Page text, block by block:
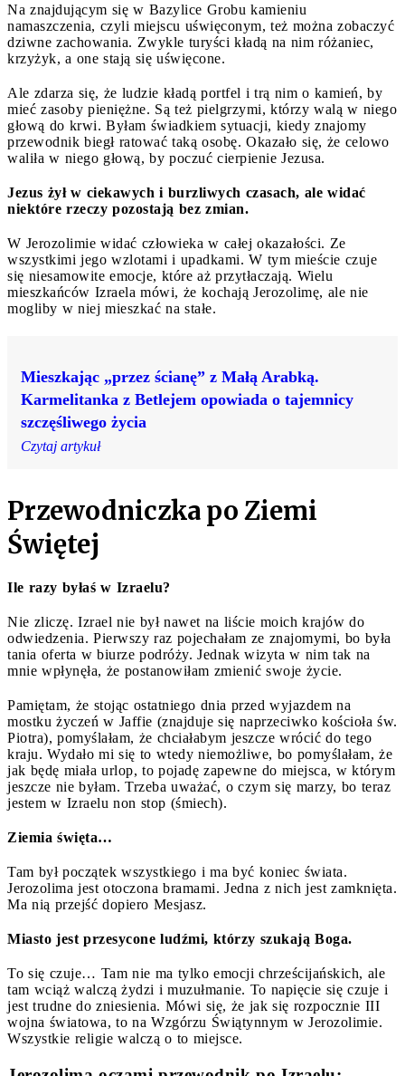
Na znajdującym się w Bazylice Grobu kamieniu
namaszczenia, czyli miejscu uświęconym, też można zobaczyć
dziwne zachowania. Zwykle turyści kładą na nim różaniec,
krzyżyk, a one stają się uświęcone.
Ale zdarza się, że ludzie kładą portfel i trą nim o kamień, by
mieć zasoby pieniężne. Są też pielgrzymi, którzy walą w niego
głową do krwi. Byłam świadkiem sytuacji, kiedy znajomy
przewodnik biegł ratować taką osobę. Okazało się, że celowo
waliła w niego głową, by poczuć cierpienie Jezusa.
Jezus żył w ciekawych i burzliwych czasach, ale widać
niektóre rzeczy pozostają bez zmian.
W Jerozolimie widać człowieka w całej okazałości. Ze
wszystkimi jego wzlotami i upadkami. W tym mieście czuje
się niesamowite emocje, które aż przytłaczają. Wielu
mieszkańców Izraela mówi, że kochają Jerozolimę, ale nie
mogliby w niej mieszkać na stałe.
Mieszkając „przez ścianę” z Małą Arabką.
Karmelitanka z Betlejem opowiada o tajemnicy
szczęśliwego życia
Czytaj artykuł
Przewodniczka po Ziemi
Świętej
Ile razy byłaś w Izraelu?
Nie zliczę. Izrael nie był nawet na liście moich krajów do
odwiedzenia. Pierwszy raz pojechałam ze znajomymi, bo była
tania oferta w biurze podróży. Jednak wizyta w nim tak na
mnie wpłynęła, że postanowiłam zmienić swoje życie.
Pamiętam, że stojąc ostatniego dnia przed wyjazdem na
mostku życzeń w Jaffie (znajduje się naprzeciwko kościoła św.
Piotra), pomyślałam, że chciałabym jeszcze wrócić do tego
kraju. Wydało mi się to wtedy niemożliwe, bo pomyślałam, że
jak będę miała urlop, to pojadę zapewne do miejsca, w którym
jeszcze nie byłam. Trzeba uważać, o czym się marzy, bo teraz
jestem w Izraelu non stop (śmiech).
Ziemia święta…
Tam był początek wszystkiego i ma być koniec świata.
Jerozolima jest otoczona bramami. Jedna z nich jest zamknięta.
Ma nią przejść dopiero Mesjasz.
Miasto jest przesycone ludźmi, którzy szukają Boga.
To się czuje… Tam nie ma tylko emocji chrześcijańskich, ale
tam wciąż walczą żydzi i muzułmanie. To napięcie się czuje i
jest trudne do zniesienia. Mówi się, że jak się rozpocznie III
wojna światowa, to na Wzgórzu Świątynnym w Jerozolimie.
Wszystkie religie walczą o to miejsce.